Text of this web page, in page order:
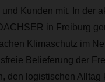
Kunden mit. In der
in Freiburg
Klimaschutz im
Belieferung der
den logistischen Alltag